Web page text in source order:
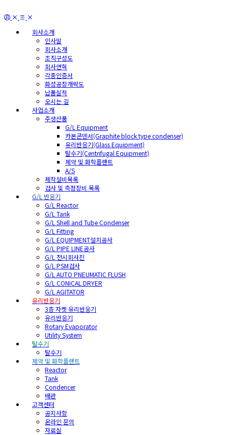
회사소개
인사말
회사소개
조직구성도
회사연혁
각종인증서
화성공장개략도
납품실적
오시는 길
사업소개
주생산품
G/L Equipment
카본콘덴서(Graphite block type condenser)
유리반응기(Glass Equipment)
탈수기(Centrifugal Equipment)
제약 및 화학플랜트
A/S
제작설비목록
검사 및 측정장비 목록
G/L 반응기
G/L Reactor
G/L Tank
G/L Shell and Tube Condenser
G/L Fitting
G/L EQUIPMENT설치공사
G/L PIPE LINE공사
G/L 전시회사진
G/L PSM검사
G/L AUTO PNEUMATIC FLUSH
G/L CONICAL DRYER
G/L AGITATOR
유리반응기
3층 자켓 유리반응기
유리반응기
Rotary Evaporator
Utility System
탈수기
탈수기
제약 및 화학플랜트
Reactor
Tank
Condencer
배관
고객센터
공지사항
온라인 문의
자료실